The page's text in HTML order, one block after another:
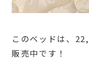
このベッドは、
販売中です！